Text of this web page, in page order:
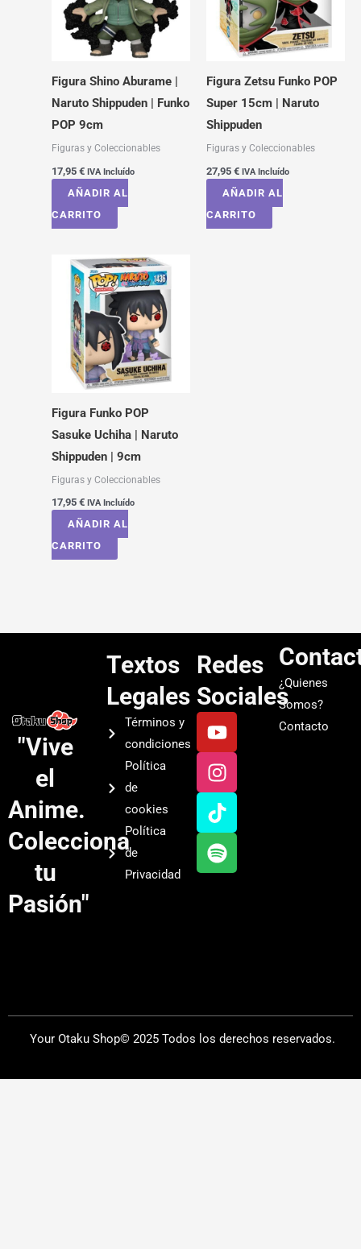
Figura Shino Aburame |
Naruto Shippuden | Funko
POP 9cm
Figuras y Coleccionables
17,95 € IVA Incluído
AÑADIR AL
CARRITO
Figura Zetsu Funko POP
Super 15cm | Naruto
Shippuden
Figuras y Coleccionables
27,95 € IVA Incluído
AÑADIR AL
CARRITO
Figura Funko POP
Sasuke Uchiha | Naruto
Shippuden | 9cm
Figuras y Coleccionables
17,95 € IVA Incluído
AÑADIR AL
CARRITO
"Vive
el
Anime.
Colecciona
tu
Pasión"
Textos
Legales
Términos y
condiciones
Política
de
cookies
Política
de
Privacidad
Redes
Sociales
Y
o
u
t
u
b
e
I
n
s
t
a
g
r
a
T
i
k
t
o
k
S
p
o
t
i
f
y
¿Quienes
Somos?
Contacto
Your Otaku Shop© 2025 Todos los derechos reservados.